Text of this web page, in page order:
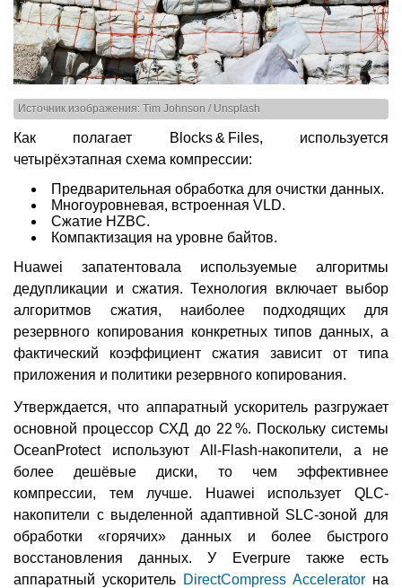
Источник изображения: Tim Johnson / Unsplash
Как полагает Blocks & Files, используется
четырёхэтапная схема компрессии:
Предварительная обработка для очистки данных.
Многоуровневая, встроенная VLD.
Сжатие HZBC.
Компактизация на уровне байтов.
Huawei запатентовала используемые алгоритмы
дедупликации и сжатия. Технология включает выбор
алгоритмов сжатия, наиболее подходящих для
резервного копирования конкретных типов данных, а
фактический коэффициент сжатия зависит от типа
приложения и политики резервного копирования.
Утверждается, что аппаратный ускоритель разгружает
основной процессор СХД до 22 %. Поскольку системы
OceanProtect используют All-Flash-накопители, а не
более дешёвые диски, то чем эффективнее
компрессии, тем лучше. Huawei использует QLC-
накопители с выделенной адаптивной SLC-зоной для
обработки «горячих» данных и более быстрого
восстановления данных. У Everpure также есть
аппаратный ускоритель DirectCompress Accelerator на